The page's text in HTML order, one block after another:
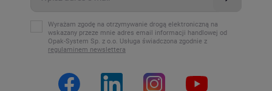
Wyrażam zgodę na otrzymywanie drogą elektroniczną na
wskazany przeze mnie adres email informacji handlowej od
Opak-System Sp. z o.o. Usługa świadczona zgodnie z
regulaminem newslettera